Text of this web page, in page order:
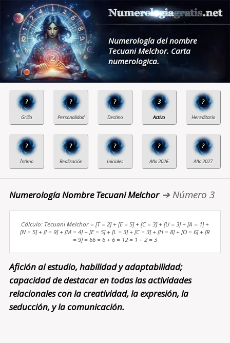
Numerología del nombre
Tecuani Melchor. Carta
numerologica.
? ? ? 3 ?
? ? ? ? ?
Numerología Nombre Tecuani Melchor➔ Número 3
Cálculo: Tecuani Melchor = [T = 2] + [E = 5] + [C = 3] + [U = 3] + [A = 1] +
[N = 5] + [I = 9] + [M = 4] + [E = 5] + [L = 3] + [C = 3] + [H = 8] + [O = 6] + [R
= 9] = 66 = 6 + 6 = 12 = 1 + 2 = 3
Afición al estudio, habilidad y adaptabilidad;
capacidad de destacar en todas las actividades
relacionales con la creatividad, la expresión, la
seducción, y la comunicación.